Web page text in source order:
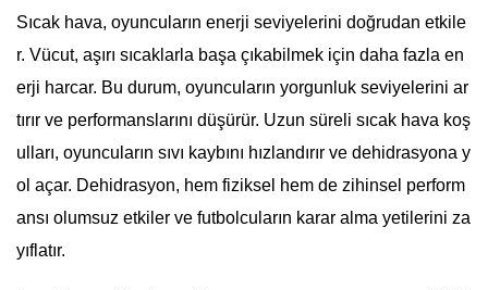
Sıcak hava, oyuncuların enerji seviyelerini doğrudan etkile
r. Vücut, aşırı sıcaklarla başa çıkabilmek için daha fazla en
erji harcar. Bu durum, oyuncuların yorgunluk seviyelerini ar
tırır ve performanslarını düşürür. Uzun süreli sıcak hava koş
ulları, oyuncuların sıvı kaybını hızlandırır ve dehidrasyona y
ol açar. Dehidrasyon, hem fiziksel hem de zihinsel perform
ansı olumsuz etkiler ve futbolcuların karar alma yetilerini za
yıflatır.